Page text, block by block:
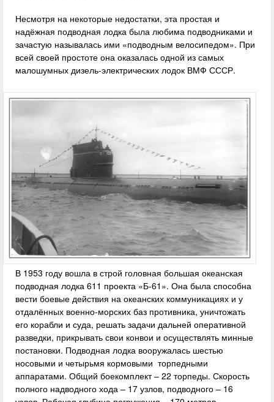
Несмотря на некоторые недостатки, эта простая и
надёжная подводная лодка была любима подводниками и
зачастую называлась ими «подводным велосипедом». При
всей своей простоте она оказалась одной из самых
малошумных дизель-электрических лодок ВМФ СССР.
В 1953 году вошла в строй головная большая океанская
подводная лодка 611 проекта «Б-61». Она была способна
вести боевые действия на океанских коммуникациях и у
отдалённых военно-морских баз противника, уничтожать
его корабли и суда, решать задачи дальней оперативной
разведки, прикрывать свои конвои и осуществлять минные
постановки. Подводная лодка вооружалась шестью
носовыми и четырьмя кормовыми торпедными
аппаратами. Общий боекомплект – 22 торпеды. Скорость
полного надводного хода – 17 узлов, подводного – 16